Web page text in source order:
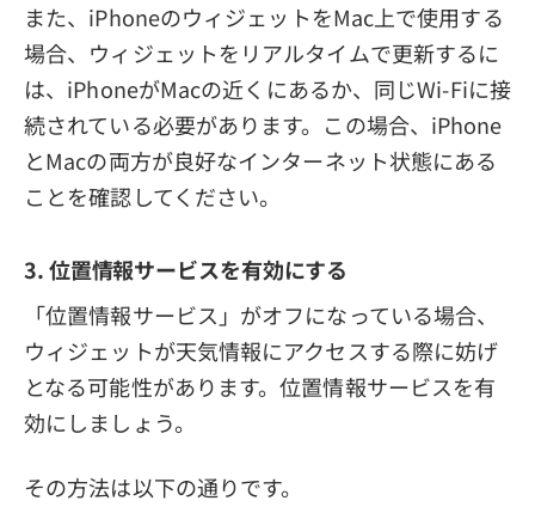
また、iPhoneのウィジェットをMac上で使用する
場合、ウィジェットをリアルタイムで更新するに
は、iPhoneがMacの近くにあるか、同じWi-Fiに接
続されている必要があります。この場合、iPhone
とMacの両方が良好なインターネット状態にある
ことを確認してください。
3. 位置情報サービスを有効にする
「位置情報サービス」がオフになっている場合、
ウィジェットが天気情報にアクセスする際に妨げ
となる可能性があります。位置情報サービスを有
効にしましょう。
その方法は以下の通りです。